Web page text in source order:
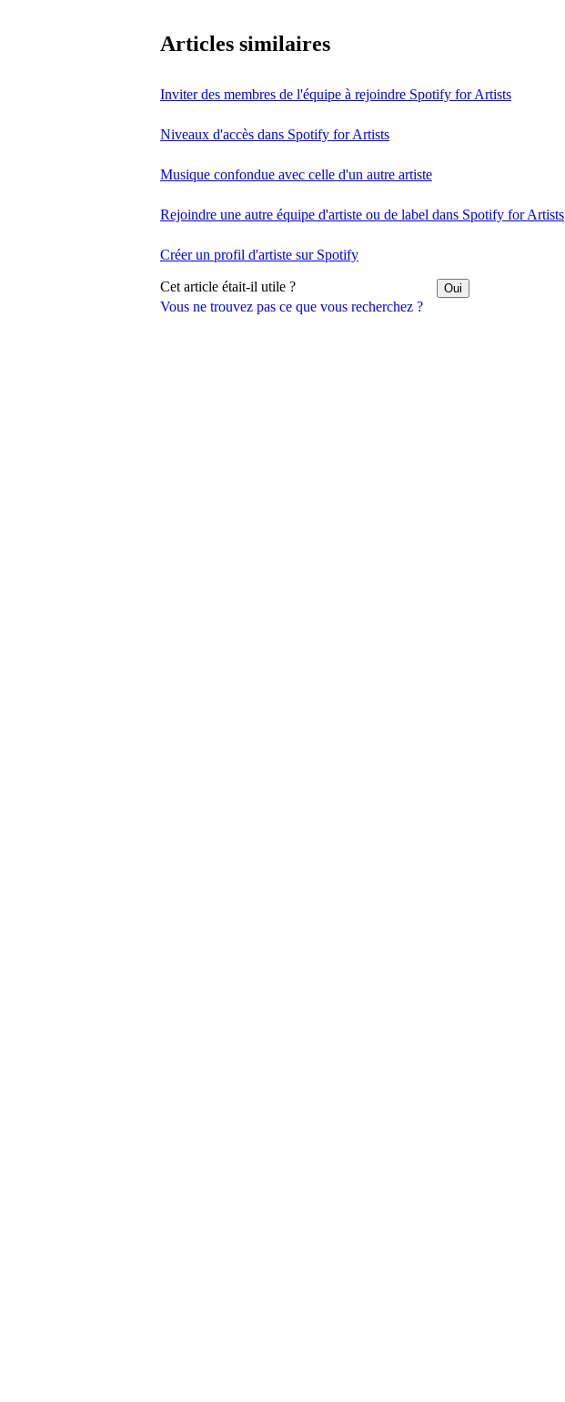
Vous ne trouvez pas ce que vous recherchez ?
Articles similaires
Inviter des membres de l'équipe à rejoindre Spotify for Artists
Niveaux d'accès dans Spotify for Artists
Musique confondue avec celle d'un autre artiste
Rejoindre une autre équipe d'artiste ou de label dans Spotify for Artists
Créer un profil d'artiste sur Spotify
Cet article était-il utile ? Oui